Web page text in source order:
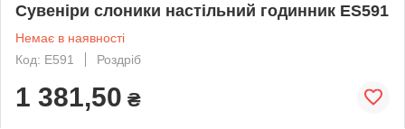
Сувеніри слоники настільний годинник ES591
Немає в наявності
Код: E591
Роздріб
1 381,50 ₴